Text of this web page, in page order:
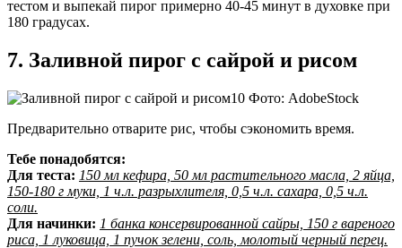
тестом и выпекай пирог примерно 40-45 минут в духовке при
180 градусах.
7. Заливной пирог с сайрой и рисом
Фото: AdobeStock
Предварительно отварите рис, чтобы сэкономить время.
Тебе понадобятся:
Для теста: 150 мл кефира, 50 мл растительного масла, 2 яйца,
150-180 г муки, 1 ч.л. разрыхлителя, 0,5 ч.л. сахара, 0,5 ч.л.
соли.
Для начинки: 1 банка консервированной сайры, 150 г вареного
риса, 1 луковица, 1 пучок зелени, соль, молотый черный перец.